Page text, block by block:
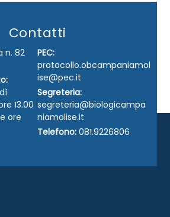
Contatti
n. 82
13.00
ore
PEC:
protocollo.obcampaniamol
ise@pec.it
Segreteria:
segreteria@biologicampa
niamolise.it
Telefono: 081.9226806